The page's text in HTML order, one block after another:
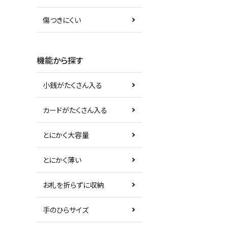
傷つきにくい
機能から探す
小銭がたくさん入る
カードがたくさん入る
とにかく大容量
とにかく薄い
お札を折らずに収納
手のひらサイズ